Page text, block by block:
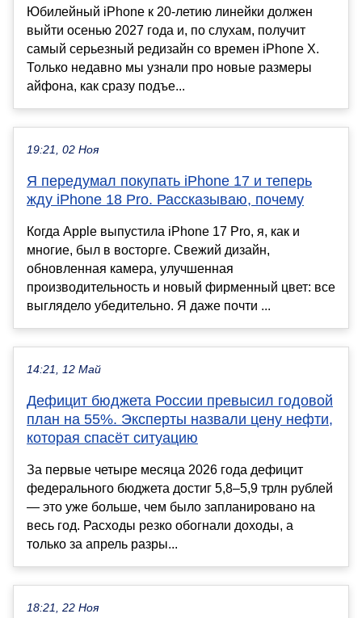
Юбилейный iPhone к 20-летию линейки должен
выйти осенью 2027 года и, по слухам, получит
самый серьезный редизайн со времен iPhone X.
Только недавно мы узнали про новые размеры
айфона, как сразу подъе...
19:21, 02 Ноя
Я передумал покупать iPhone 17 и теперь
жду iPhone 18 Pro. Рассказываю, почему
Когда Apple выпустила iPhone 17 Pro, я, как и
многие, был в восторге. Свежий дизайн,
обновленная камера, улучшенная
производительность и новый фирменный цвет: все
выглядело убедительно. Я даже почти ...
14:21, 12 Май
Дефицит бюджета России превысил годовой
план на 55%. Эксперты назвали цену нефти,
которая спасёт ситуацию
За первые четыре месяца 2026 года дефицит
федерального бюджета достиг 5,8–5,9 трлн рублей
— это уже больше, чем было запланировано на
весь год. Расходы резко обогнали доходы, а
только за апрель разры...
18:21, 22 Ноя